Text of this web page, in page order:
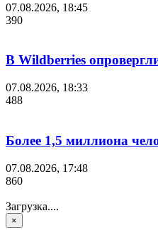
07.08.2026, 18:45
390
В Wildberries
07.08.2026, 18:33
488
Более 1,5 миллиона
07.08.2026, 17:48
860
Загрузка....
×